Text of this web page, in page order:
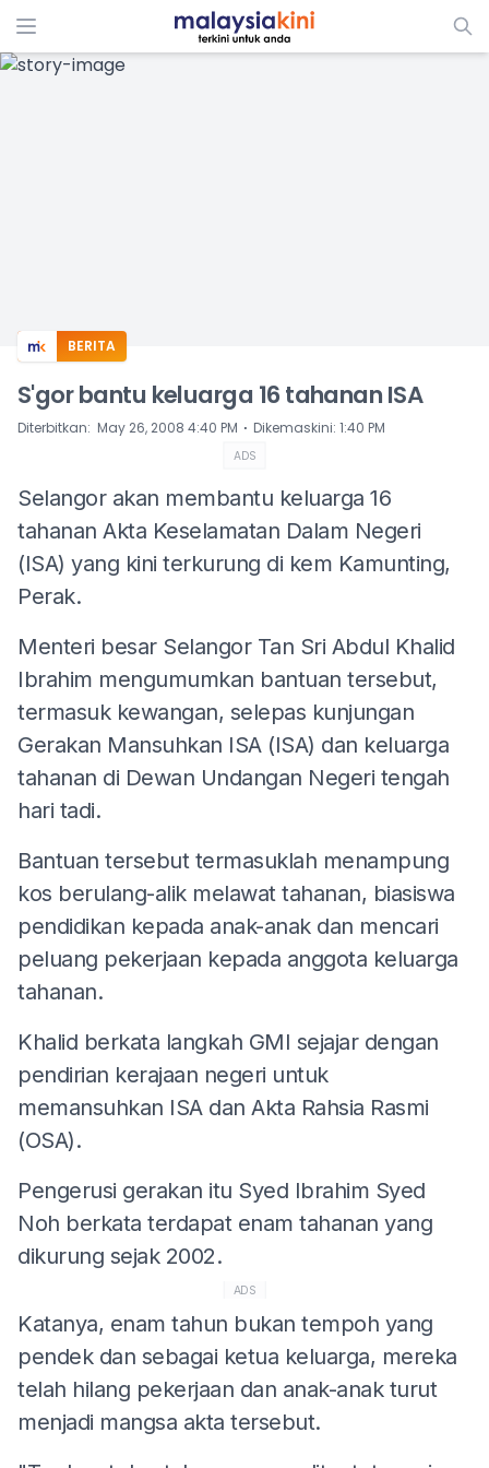
ADS
BERITA
S'gor bantu keluarga 16 tahanan ISA
Diterbitkan: May 26, 2008 4:40 PM ⋅ Dikemaskini: 1:40 PM
ADS
Selangor akan membantu keluarga 16
tahanan Akta Keselamatan Dalam Negeri
(ISA) yang kini terkurung di kem Kamunting,
Perak.
Menteri besar Selangor Tan Sri Abdul Khalid
Ibrahim mengumumkan bantuan tersebut,
termasuk kewangan, selepas kunjungan
Gerakan Mansuhkan ISA (ISA) dan keluarga
tahanan di Dewan Undangan Negeri tengah
hari tadi.
Bantuan tersebut termasuklah menampung
kos berulang-alik melawat tahanan, biasiswa
pendidikan kepada anak-anak dan mencari
peluang pekerjaan kepada anggota keluarga
tahanan.
Khalid berkata langkah GMI sejajar dengan
pendirian kerajaan negeri untuk
memansuhkan ISA dan Akta Rahsia Rasmi
(OSA).
Pengerusi gerakan itu Syed Ibrahim Syed
Noh berkata terdapat enam tahanan yang
dikurung sejak 2002.
ADS
Katanya, enam tahun bukan tempoh yang
pendek dan sebagai ketua keluarga, mereka
telah hilang pekerjaan dan anak-anak turut
menjadi mangsa akta tersebut.